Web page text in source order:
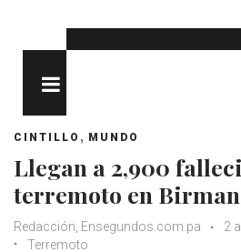
CINTILLO , MUNDO
Llegan a 2,900
terremoto en
Redacción, Ensegundos.com.pa 2
Terremoto